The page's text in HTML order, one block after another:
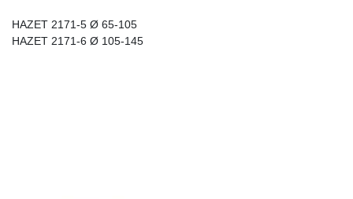
HAZET 2171-5 Ø 65-105
HAZET 2171-6 Ø 105-145